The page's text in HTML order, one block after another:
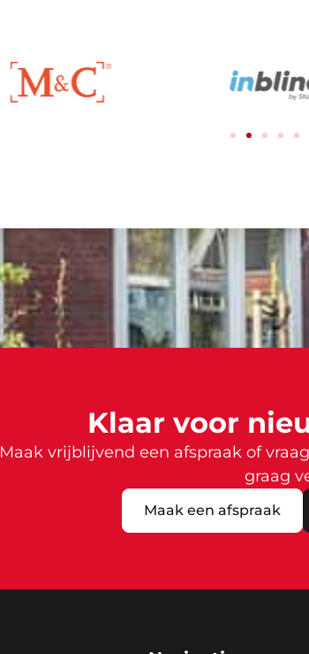
Klaar voor
Maak vrijblijvend een afspraak of
graag
Maak een afspraak